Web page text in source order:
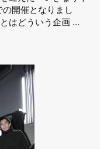
開催となりまし
はどういう企画 …